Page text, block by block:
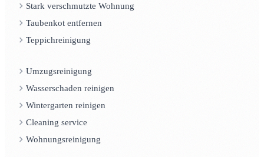
Stark verschmutzte Wohnung
Taubenkot entfernen
Teppichreinigung
Umzugsreinigung
Wasserschaden reinigen
Wintergarten reinigen
Cleaning service
Wohnungsreinigung